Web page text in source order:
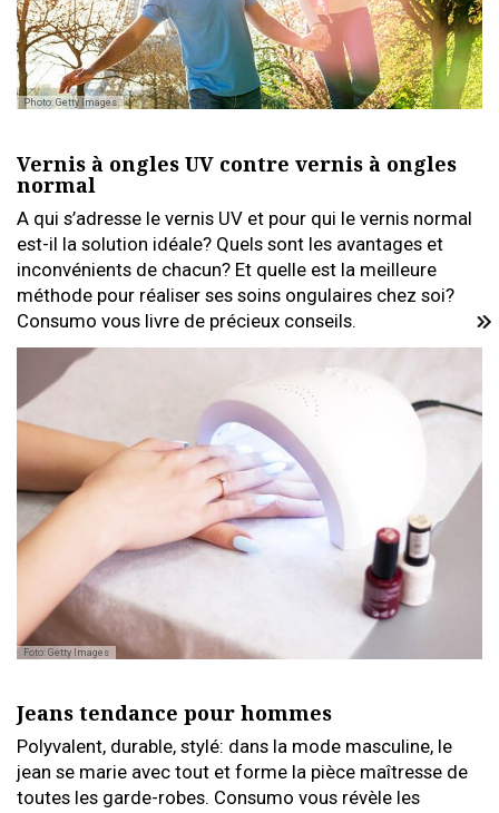
Photo: Getty Images
Vernis à ongles UV contre vernis à ongles
normal
A qui s’adresse le vernis UV et pour qui le vernis normal
est-il la solution idéale? Quels sont les avantages et
inconvénients de chacun? Et quelle est la meilleure
méthode pour réaliser ses soins ongulaires chez soi?
Consumo vous livre de précieux conseils.
Foto: Getty Images
Jeans tendance pour hommes
Polyvalent, durable, stylé: dans la mode masculine, le
jean se marie avec tout et forme la pièce maîtresse de
toutes les garde-robes. Consumo vous révèle les